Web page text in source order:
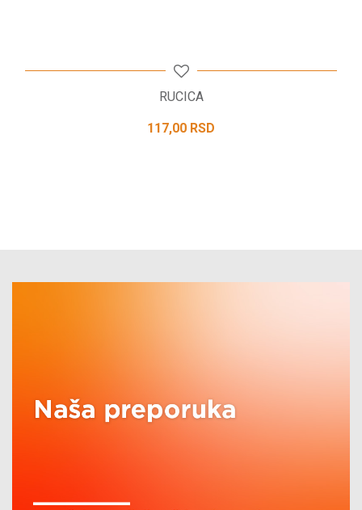
RUCICA
117,00 RSD